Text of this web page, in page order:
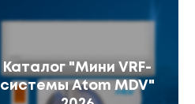
Каталог "Мини VRF-
системы Atom MDV"